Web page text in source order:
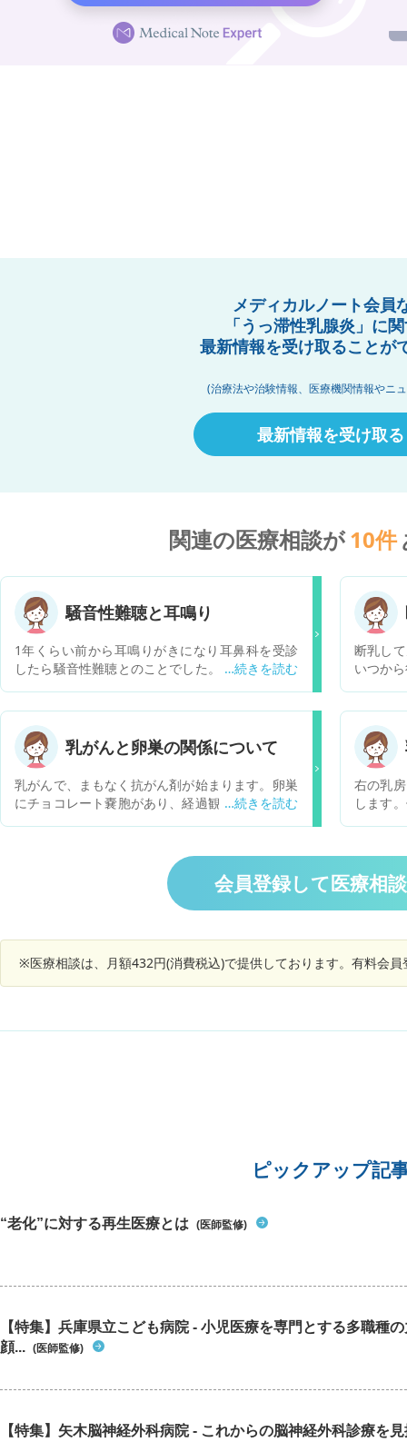
メディカルノート会員
「うっ滞性乳腺炎」に
最新情報を受け取ることが
(治療法や治験情報、医療機関情報やニ
最新情報を受け取る
関連の医療相談が10件
騒音性難聴と耳鳴り
1年くらい前から耳鳴りがきになり耳鼻科を受診
したら騒音性難聴とのことでした。その後テレビ
聞き取りにくく聞き返すことが増えてこまってい
ます。時々耳抜きができないような詰まった感じ
がすることも増えました… 加味帰脾湯という薬を
処方されましたが改善しません… ほかの病院を受
診してみるべきですか？ あと、耳の感じはとても
説明しにくいです。症状を伝えるのになにかアド
バイスあったらおしえてほしいです…
断乳し
いつか
乳がんと卵巣の関係について
乳がんで、まもなく抗がん剤が始まります。卵巣
にチョコレート嚢胞があり、経過観察中なのです
のですが、診てもらいたいと思っています。 抗が
ん剤治療中でも、卵巣の検査は可能ですか？何か
しら抗がん剤の影響がでたりしませんか？ 宜しく
右の乳
します
が出っ
は硬い
せん。
会員登録して医療相
※医療相談は、月額432円(消費税込)で提供しております。有料会
ピックアップ記
“老化”に対する再生医療とは (医師監修)
【特集】兵庫県立こども病院 - 小児医療を専門とする多職種
顔... (医師監修)
【特集】矢木脳神経外科病院 - これからの脳神経外科診療を